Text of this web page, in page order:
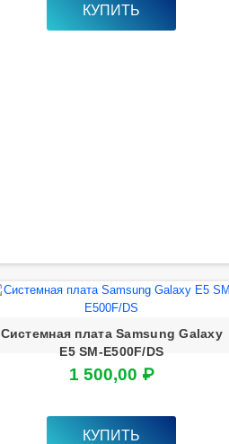
КУПИТЬ
Системная плата Samsung Galaxy
E5 SM-E500F/DS
1 500,00 ₽
КУПИТЬ